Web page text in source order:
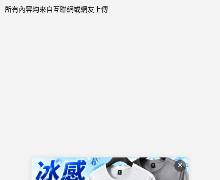
術，治病人，虐渣渣，沈秋然忙得不亦樂乎........
所有內容均來自互聯網或網友上傳
✕